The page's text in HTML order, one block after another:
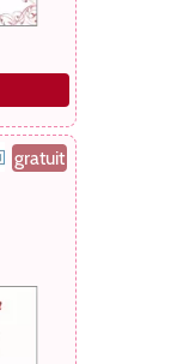
gratuit